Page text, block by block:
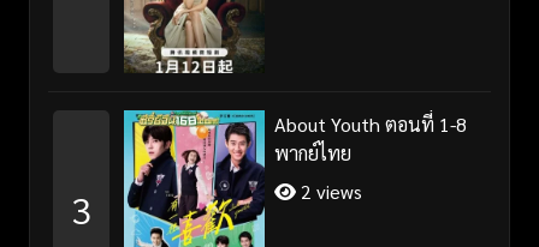
3
About Youth ตอนที่ 1-8
พากย์ไทย
2 views